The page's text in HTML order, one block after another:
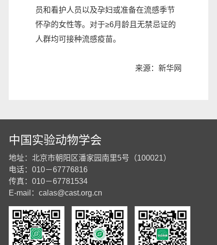
员和看护人员以及孕妇或准备在流感季节
怀孕的女性等。对于≥6月龄且无禁忌证的
人群均可接种流感疫苗。
来源：新华网
中国实验动物学会
地址：北京市朝阳区潘家园南里5号（100021）
电话：010－67776816
传真：010－67781534
E-mail： calas@cast.org.cn